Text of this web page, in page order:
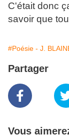
C'était donc
savoir que
#Poésie - J.
Partager
Vous